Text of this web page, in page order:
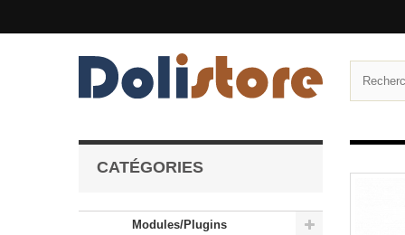
CATÉGORIES
Modules/Plugins